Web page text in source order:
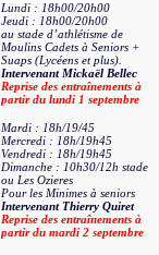
Lundi : 18h00/20h00
Jeudi : 18h00/20h00
au stade d’athlétisme de
Moulins Cadets à Seniors +
Suaps (Lycéens et plus).
Intervenant Mickaël Bellec
Reprise des entraînements à
partir du lundi 1 septembre
Mardi : 18h/19/45
Mercredi : 18h/19h45
Vendredi : 18h/19h45
Dimanche : 10h30/12h stade
ou Les Ozieres
Pour les Minimes à seniors
Intervenant Thierry Quiret
Reprise des entraînements à
partir du mardi 2 septembre